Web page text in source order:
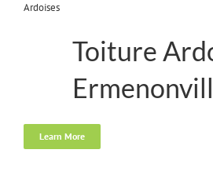
Ardoises
Toiture
Learn More